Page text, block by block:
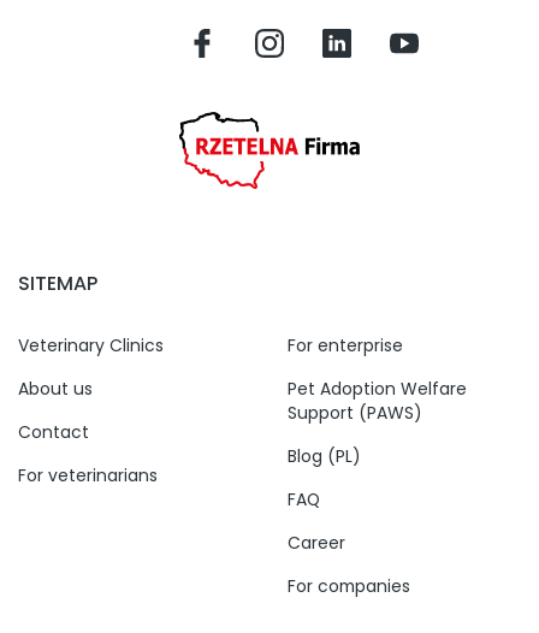
SITEMAP
Veterinary Clinics
About us
Contact
For veterinarians
For enterprise
Pet Adoption Welfare
Support (PAWS)
Blog (PL)
FAQ
Career
For companies